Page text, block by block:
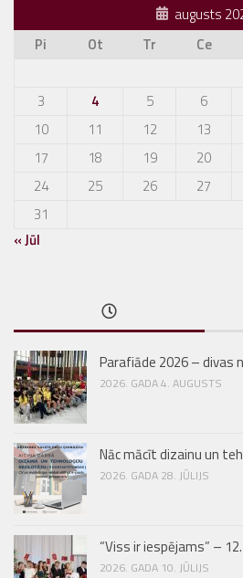
augusts
Pi
Ot Tr Ce
3
4 5 6
10
11 12 13
17
18 19 20
24
25 26 27
31
« Jūl
Parafiāde 2026 – divas
2026. GADA 4. AUGUSTS
Nāc mācīt dizainu un
2026. GADA 28. JŪLIJS
“Viss ir iespējams” –
2026. GADA 10. JŪLIJS